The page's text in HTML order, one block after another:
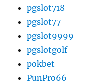
pgslot718
pgslot77
pgslot9999
pgslotgolf
pokbet
PunPro66